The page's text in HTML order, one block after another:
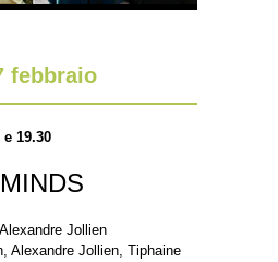
febbraio
e 19.30
Jollien
Alexandre Jollien, Tiphaine